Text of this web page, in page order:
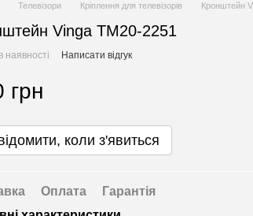
Телевізори Кріплення для телевізорів Кронштейн
Vinga TM20-2251
наявності Написати відгук
грн
коли з'явиться
Оплата
Гарантія